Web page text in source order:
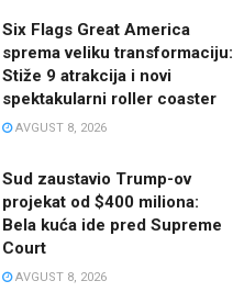
Six Flags Great America
sprema veliku transformaciju:
Stiže 9 atrakcija i novi
spektakularni roller coaster
AVGUST 8, 2026
Sud zaustavio Trump-ov
projekat od $400 miliona:
Bela kuća ide pred Supreme
Court
AVGUST 8, 2026